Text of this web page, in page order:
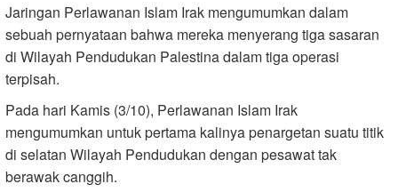
Jaringan Perlawanan Islam Irak mengumumkan dalam
sebuah pernyataan bahwa mereka menyerang tiga sasaran
di Wilayah Pendudukan Palestina dalam tiga operasi
terpisah.
Pada hari Kamis (3/10), Perlawanan Islam Irak
mengumumkan untuk pertama kalinya penargetan suatu titik
di selatan Wilayah Pendudukan dengan pesawat tak
berawak canggih.